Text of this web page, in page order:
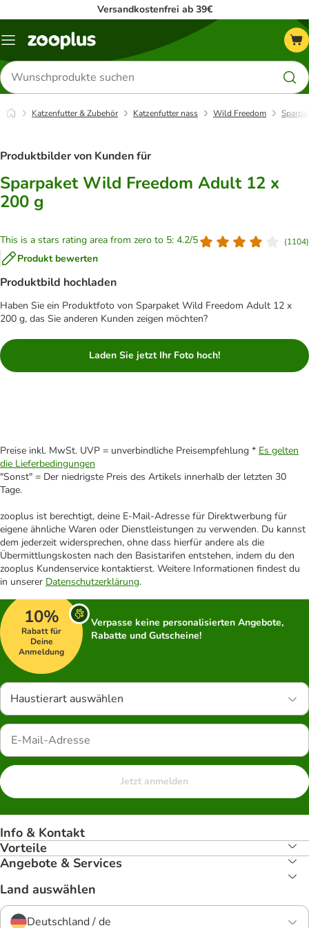
Versandkostenfrei ab 39€
Menü
Produkte
suchen
Katzenfutter & Zubehör Katzenfutter nass Wild Freedom
Produktbilder von Kunden für
Sparpaket Wild Freedom Adult 12 x
200 g
This is a stars rating area from zero to 5: 4.2/5 (1104)
Produkt bewerten
Produktbild hochladen
Haben Sie ein Produktfoto von Sparpaket Wild Freedom Adult 12 x
200 g, das Sie anderen Kunden zeigen möchten?
Laden Sie jetzt Ihr Foto hoch!
Preise inkl. MwSt. UVP = unverbindliche Preisempfehlung * Es gelten
die Lieferbedingungen
"Sonst" = Der niedrigste Preis des Artikels innerhalb der letzten 30
Tage.
zooplus ist berechtigt, deine E-Mail-Adresse für Direktwerbung für
eigene ähnliche Waren oder Dienstleistungen zu verwenden. Du kannst
dem jederzeit widersprechen, ohne dass hierfür andere als die
Übermittlungskosten nach den Basistarifen entstehen, indem du den
zooplus Kundenservice kontaktierst. Weitere Informationen findest du
in unserer Datenschutzerklärung.
10%
Rabatt für
Deine
Anmeldung
Verpasse keine personalisierten Angebote,
Rabatte und Gutscheine!
Haustierart auswählen
Jetzt anmelden
Info & Kontakt
Vorteile
Angebote & Services
Land auswählen
Deutschland / de